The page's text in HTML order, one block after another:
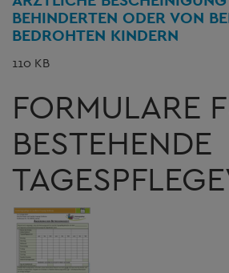
BEHINDERTEN ODER VON
BEDROHTEN KINDERN
110 KB
FORMULARE
BESTEHENDE